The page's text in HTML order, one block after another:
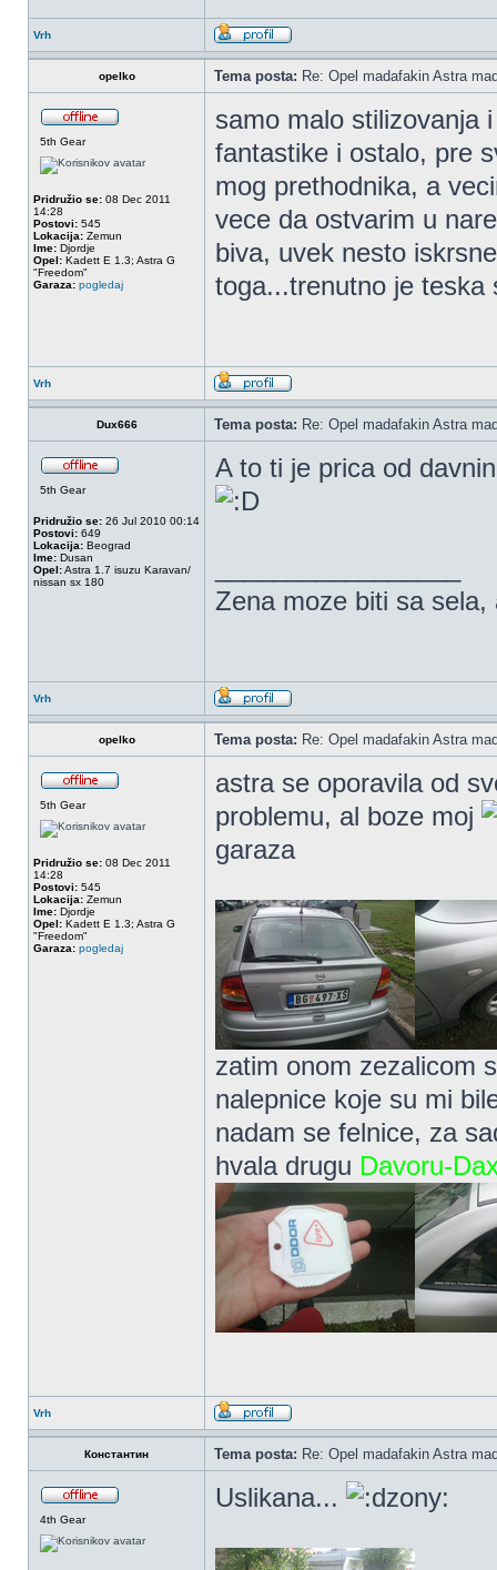
Vrh
opelko Tema posta: Re: Opel madafakin Astra
5th Gear
Pridružio se: 08 Dec 2011
14:28
Postovi: 545
Lokacija: Zemun
Ime: Djordje
Opel: Kadett E 1.3; Astra G
"Freedom"
Garaza: pogledaj
samo malo stilizovanja
fantastike i ostalo, pre
mog prethodnika, a
vece da ostvarim u
biva, uvek nesto
toga...trenutno je teska
Vrh
Dux666 Tema posta: Re: Opel madafakin Astra
5th Gear
Pridružio se: 26 Jul 2010 00:14
Postovi: 649
Lokacija: Beograd
Ime: Dusan
Opel:Astra 1.7 isuzu Karavan/
nissan sx 180
A to ti je prica od
Zena moze biti sa
Vrh
opelko Tema posta: Re: Opel madafakin Astra
5th Gear
Pridružio se: 08 Dec 2011
14:28
Postovi: 545
Lokacija: Zemun
Ime: Djordje
Opel: Kadett E 1.3; Astra G
"Freedom"
Garaza: pogledaj
astra se oporavila od
problemu, al boze moj
garaza
zatim onom zezalicom
nalepnice koje su mi
nadam se felnice, za
hvala drugu Davoru-
Vrh
Константин Tema posta: Re: Opel madafakin Astra
4th Gear
Uslikana...